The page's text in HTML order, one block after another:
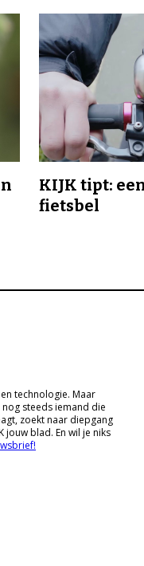
KIJK tipt:
fietsbel
technologie. Maar
steeds iemand die
zoekt naar diepgang
jouw blad. En wil je niks